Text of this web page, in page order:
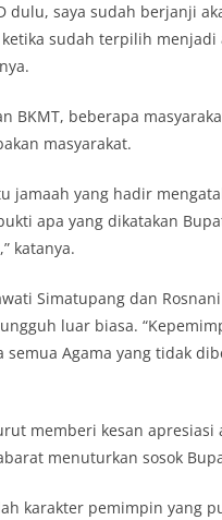
dulu, saya sudah berjanji
sudah terpilih menjadi
BKMT, beberapa
masyarakat.
jamaah yang hadir
apa yang dikatakan
katanya.
Simatupang dan
luar biasa.
Agama yang tidak
memberi kesan
menuturkan sosok
karakter pemimpin yang